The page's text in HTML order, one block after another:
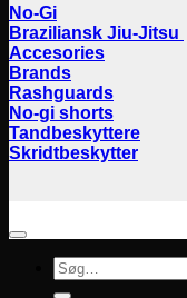
No-Gi
Braziliansk Jiu-Jitsu
Accesories
Brands
Rashguards
No-gi shorts
Tandbeskyttere
Skridtbeskytter
Søg
efter: